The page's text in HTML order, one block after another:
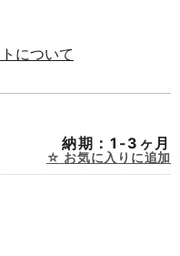
について
納期：1-3ヶ月
お気に入りに追加